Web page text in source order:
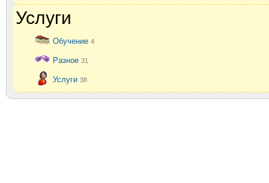
Услуги
Обучение 4
Разное 31
Услуги 38